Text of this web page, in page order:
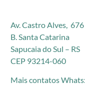
Av. Castro Alves, 676
B. Santa Catarina
Sapucaia do Sul – RS
CEP 93214-060
Mais contatos Whats: